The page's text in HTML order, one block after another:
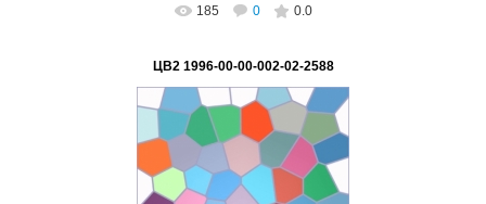
185 0 0.0
ЦВ2 1996-00-00-002-02-2588